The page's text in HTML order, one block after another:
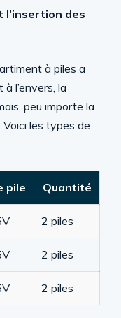
des
à piles a
l’envers, la
peu importe la
les types de
pile Quantité
2 piles
2 piles
2 piles